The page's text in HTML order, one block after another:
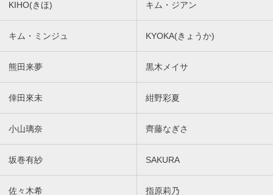
KIHO(きほ) キム・ジアン
キム・ミンジュ KYOKA(きょうか)
熊田来夢 黒木メイサ
倖田來未 紺野彩夏
小山璃奈 齊藤なぎさ
坂巻有紗 SAKURA
佐々木希 指原莉乃